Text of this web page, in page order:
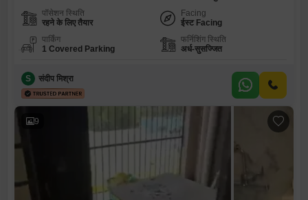
पॉसेशन स्थिति
रहने के लिए तैयार
Facing
ईस्ट Facing
पार्किंग
1 Covered Parking
फर्निशिंग स्थिति
अर्ध-सुसज्जित
S संदीप मिश्रा
9